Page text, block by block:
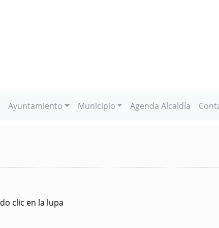
Ayuntamiento Municipio Agenda Alcaldía
clic en la lupa